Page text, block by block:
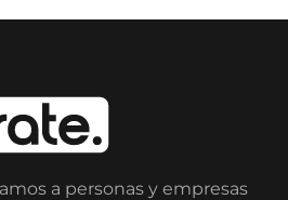
a personas y empresas